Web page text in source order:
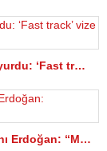
Schengen için yeni hamle! Bakan Bolat duyurdu: ‘Fast track’ vize uygulaması
KKTC’de 50’nci yıl coşkusu, Cumhurbaşkanı Erdoğan: “Müzakereye ve çözüme hazırız”